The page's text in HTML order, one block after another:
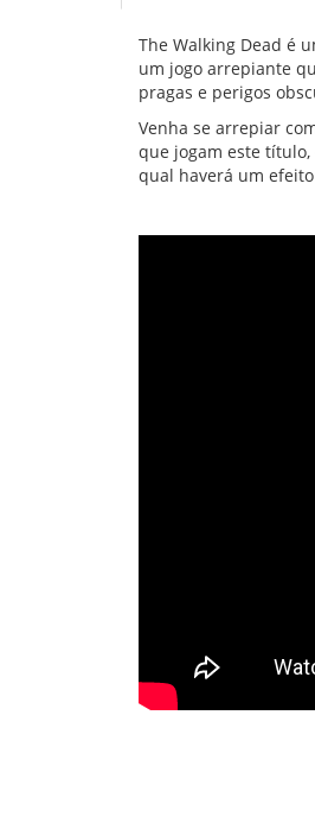
The Walking Dead é
um jogo arrepiante
pragas e perigos
Venha se arrepiar
que jogam este
qual haverá um